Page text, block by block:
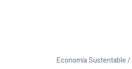
Economía Sustentable /